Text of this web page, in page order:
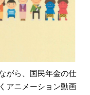
がら、国民年金の仕
アニメーション動画